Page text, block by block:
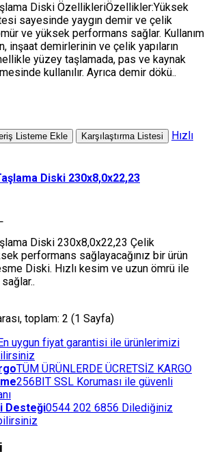
Diski ÖzellikleriÖzellikler:Yüksek
sayesinde yaygın demir ve çelik
ve yüksek performans sağlar. Kullanım
inşaat demirlerinin ve çelik yapıların
yüzey taşlamada, pas ve kaynak
kullanılır. Ayrıca demir dökü..
Listeme Ekle Karşılaştırma Listesi
Hızlı
Diski 230x8,0x22,23
Diski 230x8,0x22,23 Çelik
performans sağlayacağınız bir ürün
Diski. Hızlı kesim ve uzun ömrü ile
toplam: 2 (1 Sayfa)
uygun fiyat garantisi ile ürünlerimizi
TÜM ÜRÜNLERDE ÜCRETSİZ KARGO
256BIT SSL Koruması ile güvenli
Desteği0544 202 6856 Dilediğiniz